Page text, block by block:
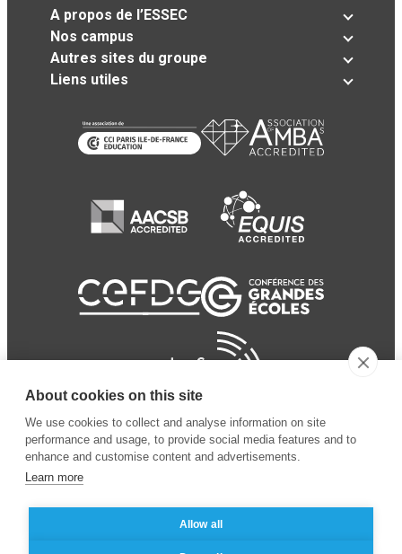
A propos de l’ESSEC
Nos campus
Autres sites du groupe
Liens utiles
Mentions légales
About cookies on this site
We use cookies to collect and analyse information on site
performance and usage, to provide social media features and to
enhance and customise content and advertisements.
Learn more
Allow all